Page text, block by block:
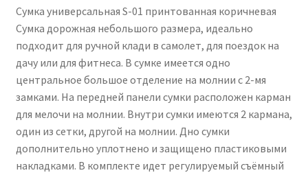
Сумка универсальная S-01 принтованная коричневая
Сумка дорожная небольшого размера, идеально
подходит для ручной клади в самолет, для поездок на
дачу или для фитнеса. В сумке имеется одно
центральное большое отделение на молнии с 2-мя
замками. На передней панели сумки расположен карман
для мелочи на молнии. Внутри сумки имеются 2 кармана,
один из сетки, другой на молнии. Дно сумки
дополнительно уплотнено и защищено пластиковыми
накладками. В комплекте идет регулируемый съёмный